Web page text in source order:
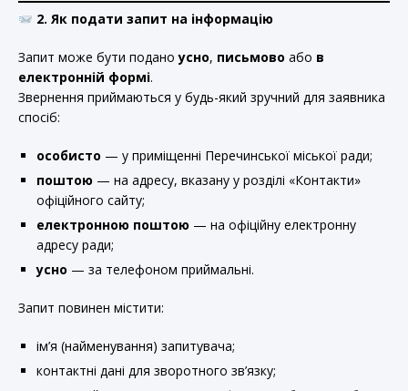
2. Як подати запит на інформацію
Запит може бути поданоусно, письмово або в
електронній формі.
Звернення приймаються у будь-який зручний для заявника
спосіб:
особисто — у приміщенні Перечинської міської ради;
поштою — на адресу, вказану у розділі «Контакти»
офіційного сайту;
електронною поштою — на офіційну електронну
адресу ради;
усно — за телефоном приймальні.
Запит повинен містити:
ім’я (найменування) запитувача;
контактні дані для зворотного зв’язку;